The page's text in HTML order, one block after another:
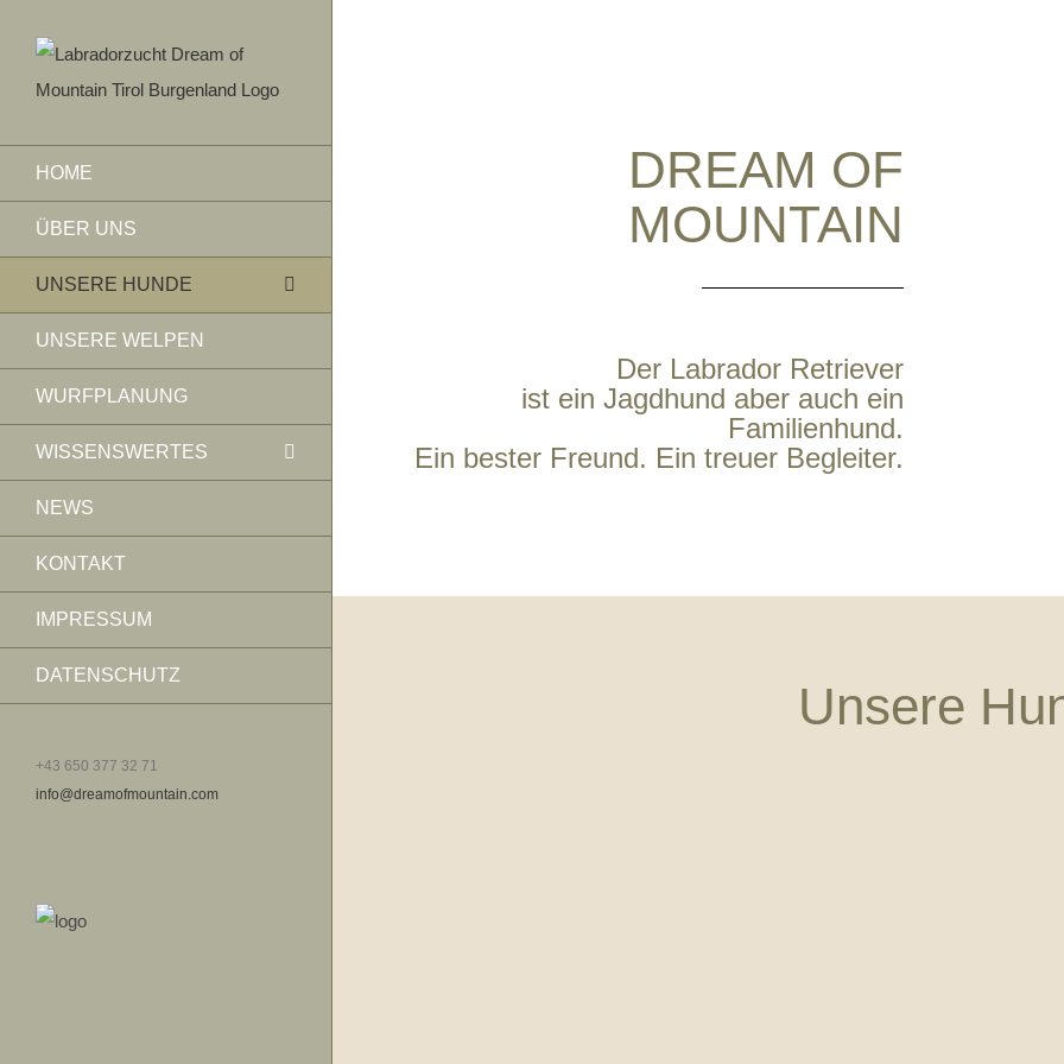
content
HOME
ÜBER UNS
UNSERE HUNDE
UNSERE WELPEN
WURFPLANUNG
WISSENSWERTES
NEWS
KONTAKT
IMPRESSUM
DATENSCHUTZ
+43 650 377 32 71
info@dreamofmountain.com
DREAM OF
MOUNTAIN
Der Labrador Retriever
ist ein Jagdhund aber auch ein
Familienhund.
Ein bester Freund. Ein treuer Begleiter.
Unsere